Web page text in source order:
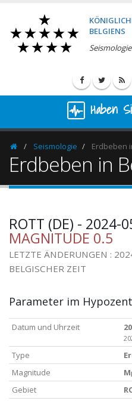
BELGIENS
Haben
HomepageSeismologie Erdbeben
Erdbeben in
ROTT (DE) - 2024-
MAGNITUDE 0.5
LETZTE ÄNDERUNGEN :
BELGISCHER ZEIT
Parameter im
Datum und Uhrzeit
Type
Magnitude
M
Gebiet